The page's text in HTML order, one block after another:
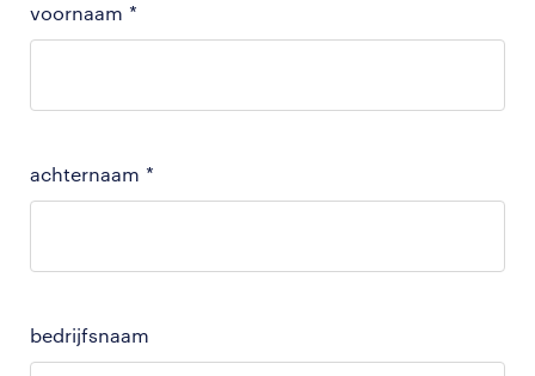
voornaam *
achternaam *
bedrijfsnaam